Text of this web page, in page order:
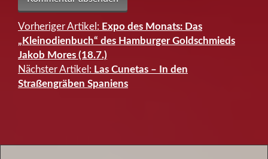
Beitragsnavigation
Vorheriger Artikel: Expo des Monats: Das
„Kleinodienbuch“ des Hamburger Goldschmieds
Jakob Mores (18.7.)
Nächster Artikel: Las Cunetas – In den
Straßengräben Spaniens